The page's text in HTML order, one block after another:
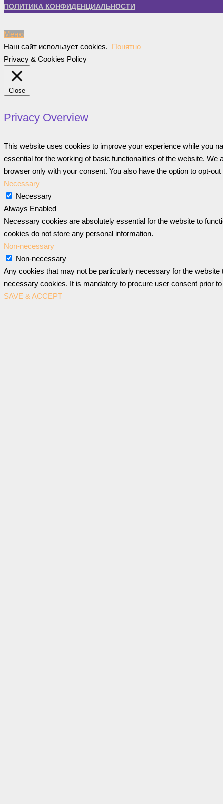
ПОЛИТИКА КОНФИДЕНЦИАЛЬНОСТИ
Меню
Наш сайт использует cookies.
Понятно
Privacy & Cookies Policy
Close
Privacy Overview
This website uses cookies to improve your experience while you
essential for the working of basic functionalities of the website.
browser only with your consent. You also have the option to opt-
Necessary
Necessary
Always Enabled
Necessary cookies are absolutely essential for the website to
cookies do not store any personal information.
Non-necessary
Non-necessary
Any cookies that may not be particularly necessary for the
necessary cookies. It is mandatory to procure user consent prior
SAVE & ACCEPT